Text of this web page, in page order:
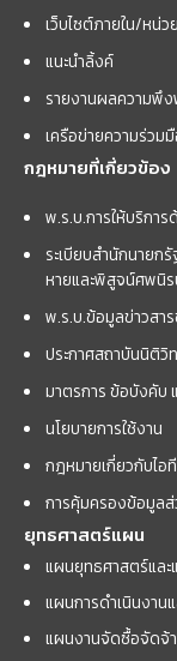
เว็บไซต์ภายใน/หน่
แนะนำลิ้งค์
รายงานผลความพึ
เครือข่ายความร่วม
กฎหมายที่เกี่ยวข้อง
พ.ร.บ.การให้บริกา
ระเบียบสำนักนาย
หายและพิสูจน์ศพนิ
พ.ร.บ.ข้อมูลข่าวสา
ประกาศสถาบันนิติวิ
มาตรการ ข้อบังคับ
นโยบายการใช้งาน
กฎหมายเกี่ยวกับไอที
การคุ้มครองข้อมูล
ยุทธศาสตร์แผน
แผนยุทธศาสตร์และ
แผนการดำเนินงาน
แผนงานจัดซื้อจัดจ้